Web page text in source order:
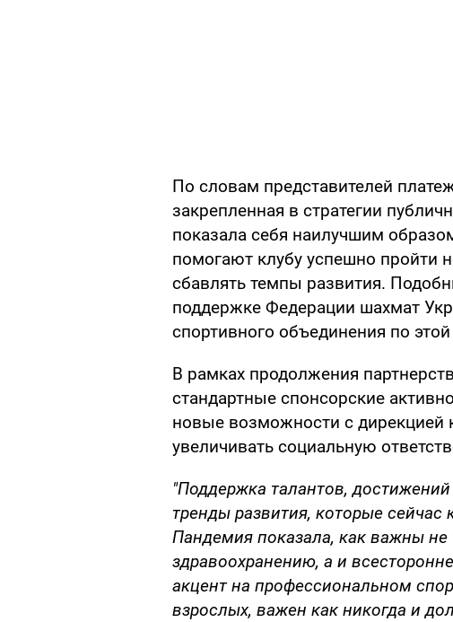
По словам представителей
закрепленная в стратегии
показала себя наилучшим
помогают клубу успешно пройти
сбавлять темпы развития.
поддержке Федерации шахмат
спортивного объединения по
В рамках продолжения
стандартные спонсорские
новые возможности с дирекцией
увеличивать социальную
"Поддержка талантов,
тренды развития, которые
Пандемия показала, как важны
здравоохранению, а и
акцент на профессиональном
взрослых, важен как никогда и